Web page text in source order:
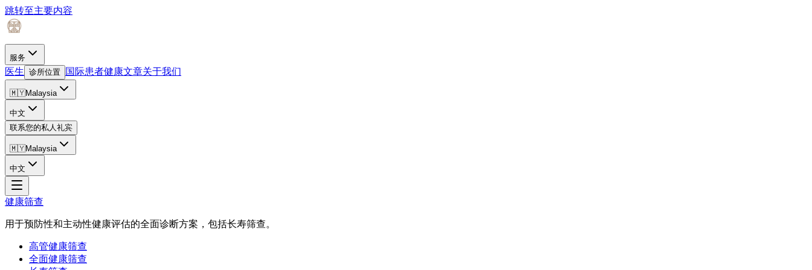
跳转至主要内容
服务
医生 诊所位置 国际患者健康文章关于我们
🇲🇾Malaysia
中文
联系您的私人礼宾
🇲🇾Malaysia
中文
健康筛查
用于预防性和主动性健康评估的全面诊断方案，包括长寿筛查。
高管健康筛查
全面健康筛查